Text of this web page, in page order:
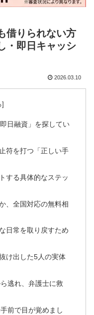
借りられない方
・即日キャッシ
2026.03.10
日融資」を探してい
符を打つ「正しい手
する具体的なステッ
、全国対応の無料相
日常を取り戻すため
け出した5人の実体
逃れ、弁護士に救
前で目が覚めまし